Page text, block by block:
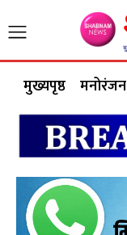
मुख्यपृष्ठ मनोरंजन